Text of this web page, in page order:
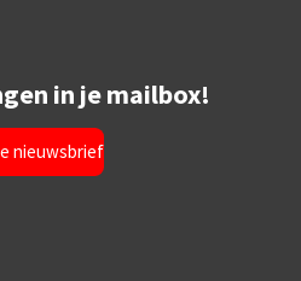
in je mailbox!
nieuwsbrief